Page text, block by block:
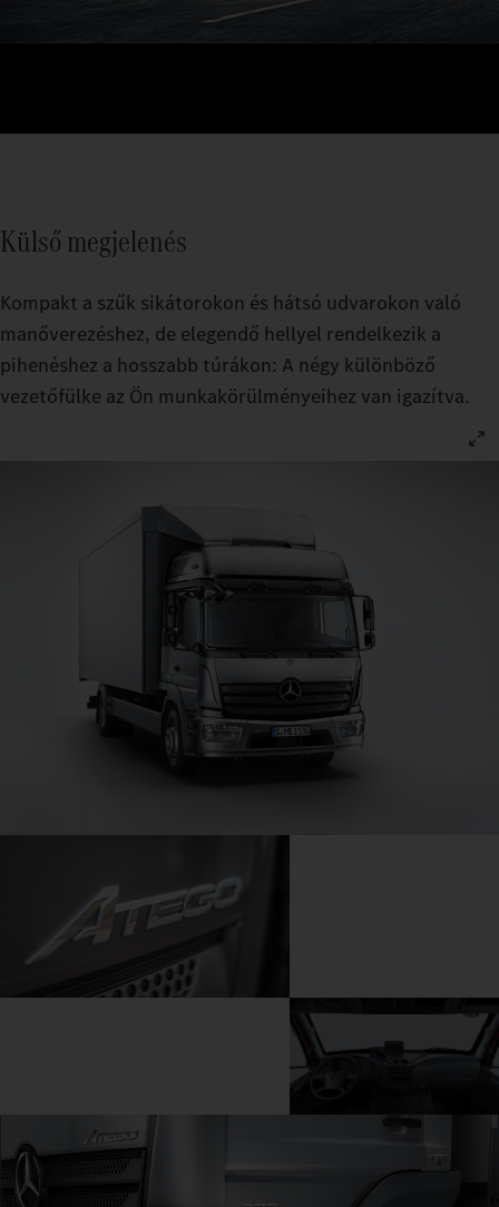
Külső megjelenés
Kompakt a szűk sikátorokon és hátsó udvarokon való
manőverezéshez, de elegendő hellyel rendelkezik a
pihenéshez a hosszabb túrákon: A négy különböző
vezetőfülke az Ön munkakörülményeihez van igazítva.